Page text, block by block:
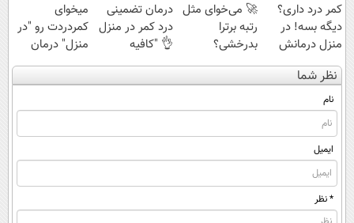
کمر درد داری؟
دیگه بسه! در
منزل درمانش
کن
(◀پرسش‌نامه)
🚀 می‌خوای مثل
رتبه برترا
بدرخشی؟
جمع‌بندی
تابستون رایگان
درمان تضمینی
درد کمر در منزل
👌 "کافیه
پرسش‌نامه رو پر
کنی"
میخوای
کمردردت رو "در
منزل" درمان
کنی؟ (◂فیلم +
◂پرسش‌نامه)
نظر شما
نام
ایمیل
* نظر